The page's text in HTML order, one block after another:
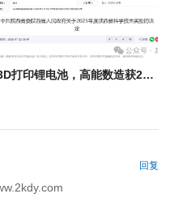
3D打印锂电池，高能数造获2025年度陕西省科学技术奖
回复